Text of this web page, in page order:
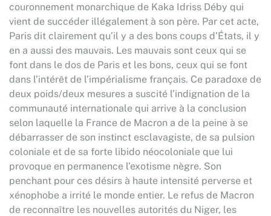
couronnement monarchique de Kaka Idriss Déby qui
vient de succéder illégalement à son père. Par cet acte,
Paris dit clairement qu’il y a des bons coups d’États, il y
en a aussi des mauvais. Les mauvais sont ceux qui se
font dans le dos de Paris et les bons, ceux qui se font
dans l’intérêt de l’impérialisme français. Ce paradoxe de
deux poids/deux mesures a suscité l’indignation de la
communauté internationale qui arrive à la conclusion
selon laquelle la France de Macron a de la peine à se
débarrasser de son instinct esclavagiste, de sa pulsion
coloniale et de sa forte libido néocoloniale que lui
provoque en permanence l’exotisme nègre. Son
penchant pour ces désirs à haute intensité perverse et
xénophobe a irrité le monde entier. Le refus de Macron
de reconnaître les nouvelles autorités du Niger, les